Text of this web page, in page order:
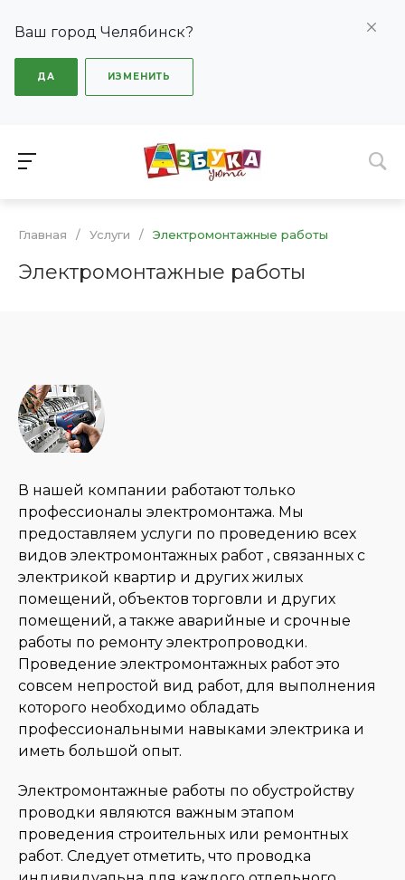
Ваш город Челябинск?
ДА ИЗМЕНИТЬ
Главная / Услуги / Электромонтажные работы
Электромонтажные работы
В нашей компании работают только
профессионалы электромонтажа. Мы
предоставляем услуги по проведению всех
видов электромонтажных работ , связанных с
электрикой квартир и других жилых
помещений, объектов торговли и других
помещений, а также аварийные и срочные
работы по ремонту электропроводки.
Проведение электромонтажных работ это
совсем непростой вид работ, для выполнения
которого необходимо обладать
профессиональными навыками электрика и
иметь большой опыт.
Электромонтажные работы по обустройству
проводки являются важным этапом
проведения строительных или ремонтных
работ. Следует отметить, что проводка